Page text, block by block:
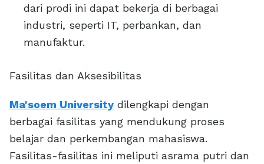
dari prodi ini dapat bekerja di berbagai
industri, seperti IT, perbankan, dan
manufaktur.
Fasilitas dan Aksesibilitas
Ma'soem University dilengkapi dengan
berbagai fasilitas yang mendukung proses
belajar dan perkembangan mahasiswa.
Fasilitas-fasilitas ini meliputi asrama putri dan